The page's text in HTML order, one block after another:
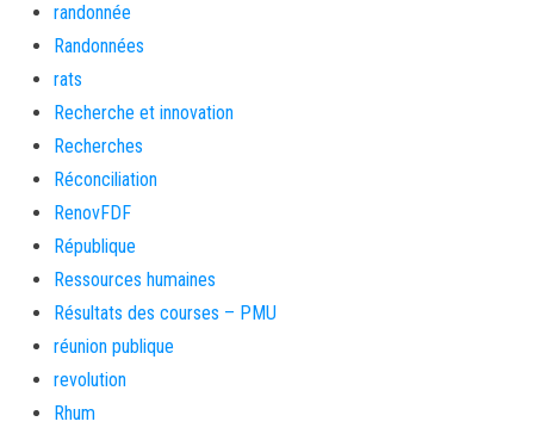
randonnée
Randonnées
rats
Recherche et innovation
Recherches
Réconciliation
RenovFDF
République
Ressources humaines
Résultats des courses – PMU
réunion publique
revolution
Rhum